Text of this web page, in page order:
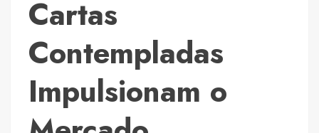
Cartas
Contempladas
Impulsionam o